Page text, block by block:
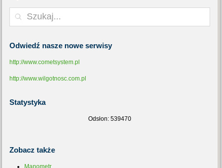
Odwiedź nasze nowe serwisy
http://www.cometsystem.pl
http://www.wilgotnosc.com.pl
Statystyka
Odsłon: 539470
Zobacz także
Manometr